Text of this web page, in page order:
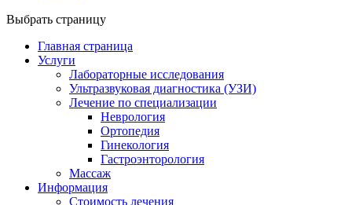
Выбрать страницу
Главная страница
Услуги
Лабораторные исследования
Ультразвуковая диагностика (УЗИ)
Лечение по специализации
Неврология
Ортопедия
Гинекология
Гастроэнторология
Массаж
Информация
Стоимость лечения